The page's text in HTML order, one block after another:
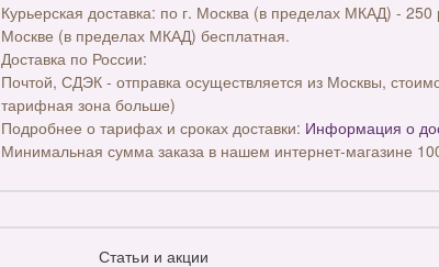
Курьерская доставка: по г. Москва (в пределах МКАД) -
Москве (в пределах МКАД) бесплатная.
Доставка по России:
Почтой, СДЭК - отправка осуществляется из Москвы,
тарифная зона больше)
Подробнее о тарифах и сроках доставки: Информация о
Минимальная сумма заказа в нашем интернет-магазине
Статьи и акции